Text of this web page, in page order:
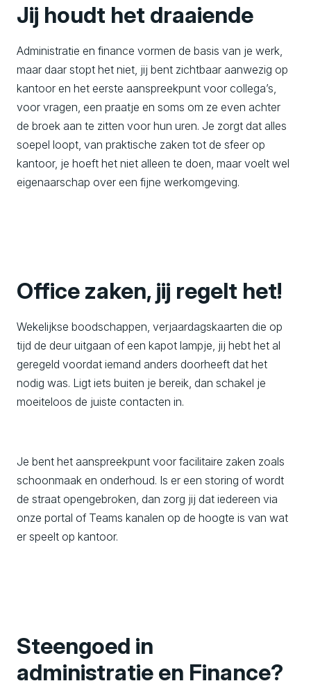
Jij houdt het draaiende
Administratie en finance vormen de basis van je werk,
maar daar stopt het niet, jij bent zichtbaar aanwezig op
kantoor en het eerste aanspreekpunt voor collega’s,
voor vragen, een praatje en soms om ze even achter
de broek aan te zitten voor hun uren. Je zorgt dat alles
soepel loopt, van praktische zaken tot de sfeer op
kantoor, je hoeft het niet alleen te doen, maar voelt wel
eigenaarschap over een fijne werkomgeving.
Office zaken, jij regelt het!
Wekelijkse boodschappen, verjaardagskaarten die op
tijd de deur uitgaan of een kapot lampje, jij hebt het al
geregeld voordat iemand anders doorheeft dat het
nodig was. Ligt iets buiten je bereik, dan schakel je
moeiteloos de juiste contacten in.
Je bent het aanspreekpunt voor facilitaire zaken zoals
schoonmaak en onderhoud. Is er een storing of wordt
de straat opengebroken, dan zorg jij dat iedereen via
onze portal of Teams kanalen op de hoogte is van wat
er speelt op kantoor.
Steengoed in
administratie en Finance?